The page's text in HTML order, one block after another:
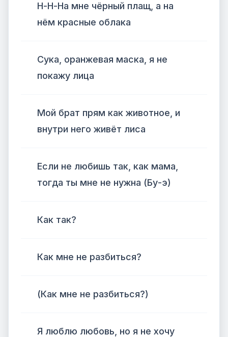
Н-Н-На мне чёрный плащ, а на
нём красные облака
Сука, оранжевая маска, я не
покажу лица
Мой брат прям как животное, и
внутри него живёт лиса
Если не любишь так, как мама,
тогда ты мне не нужна (Бу-э)
Как так?
Как мне не разбиться?
(Как мне не разбиться?)
Я люблю любовь, но я не хочу